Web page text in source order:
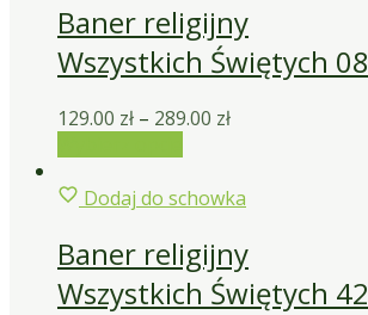
Baner religijny
Wszystkich Świętych 08
129.00 zł – 289.00 zł
Dodaj do schowka
Baner religijny
Wszystkich Świętych 42